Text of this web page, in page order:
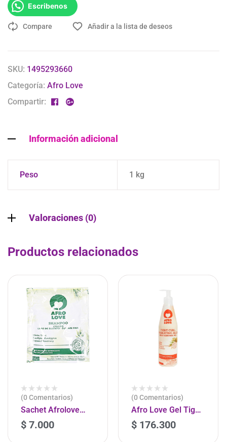
Escribenos
Compare Añadir a la lista de deseos
SKU: 1495293660
Categoría: Afro Love
Compartir:
Información adicional
Peso 1 kg
Valoraciones (0)
Productos relacionados
(0 Comentarios)
Sachet Afrolove
Detox 30g
$ 7.000
-
(0 Comentarios)
Afro Love Gel Tight
Curl 450ml
$ 176.300
-